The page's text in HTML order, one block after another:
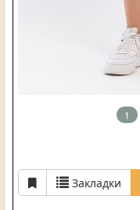
1
Закладки